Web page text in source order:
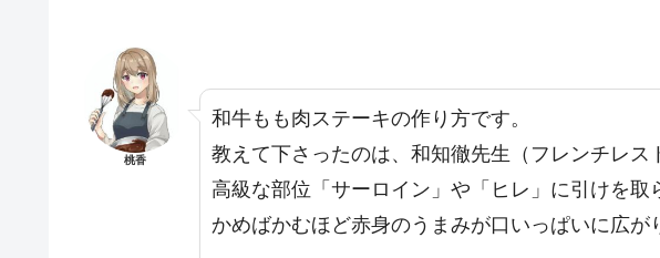
桃香
和牛もも肉ステーキの作り方です。
教えて下さったのは、和知徹先生（フレンチレス
高級な部位「サーロイン」や「ヒレ」に引けを取
かめばかむほど赤身のうまみが口いっぱいに広が